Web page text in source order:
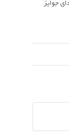
استان با اهدای جوایز